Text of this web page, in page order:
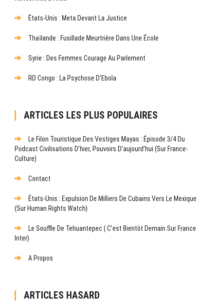
États-Unis : Meta Devant La Justice
Thaïlande : Fusillade Meurtrière Dans Une École
Syrie : Des Femmes Courage Au Parlement
RD Congo : La Psychose D’Ebola
ARTICLES LES PLUS POPULAIRES
Le Filon Touristique Des Vestiges Mayas : Épisode 3/4 Du
Podcast Civilisations D’hier, Pouvoirs D’aujourd’hui (sur France-
Culture)
Contact
États-Unis : Expulsion De Milliers De Cubains Vers Le Mexique
(sur Human Rights Watch)
Le Souffle De Tehuantepec ( C’est Bientôt Demain Sur France
Inter)
A Propos
ARTICLES HASARD